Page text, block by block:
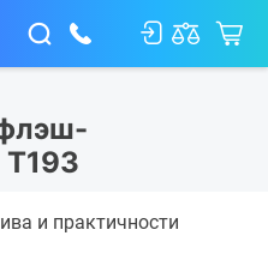
T193
и практичности